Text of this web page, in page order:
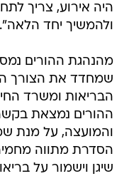
היה אירוע, צריך
ולהמשיך יחד הלאה".
מהנהגת ההורים
שמחדד את הצורך
הבריאות ומשרד
ההורים נמצאת
והמועצה, על מנת
הסדרת מתווה
שיגן וישמור על